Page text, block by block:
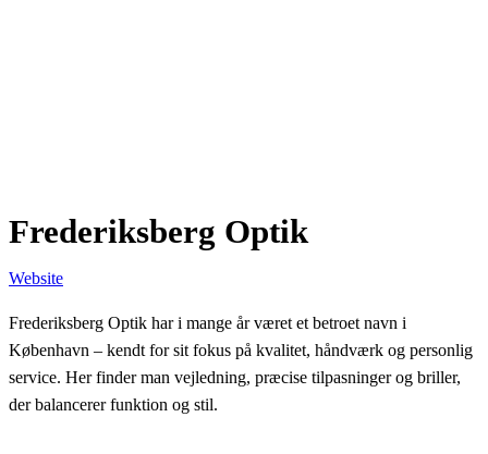
Frederiksberg Optik
Website
Frederiksberg Optik har i mange år været et betroet navn i
København – kendt for sit fokus på kvalitet, håndværk og personlig
service. Her finder man vejledning, præcise tilpasninger og briller,
der balancerer funktion og stil.